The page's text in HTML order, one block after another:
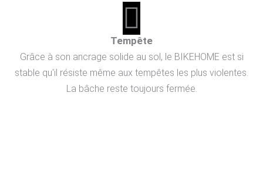
Tempête
Grâce à son ancrage solide au sol, le BIKEHOME est si
stable qu'il résiste même aux tempêtes les plus violentes.
La bâche reste toujours fermée.